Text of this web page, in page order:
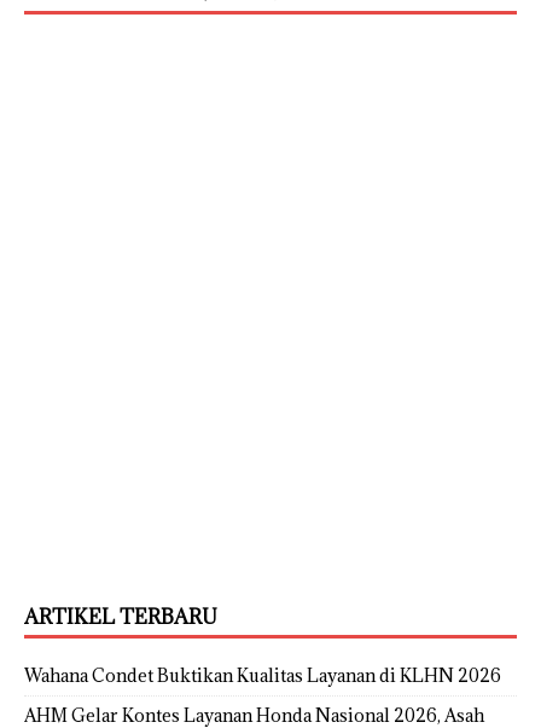
ARTIKEL TERBARU
Wahana Condet Buktikan Kualitas Layanan di KLHN 2026
AHM Gelar Kontes Layanan Honda Nasional 2026, Asah